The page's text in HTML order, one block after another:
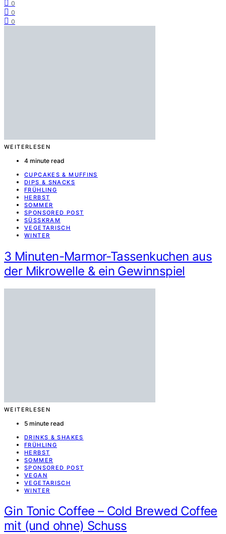
0
0
0
WEITERLESEN
4 minute read
CUPCAKES & MUFFINS
DIPS & SNACKS
FRÜHLING
HERBST
SOMMER
SPONSORED POST
SÜSSKRAM
VEGETARISCH
WINTER
3 Minuten-Marmor-Tassenkuchen aus
der Mikrowelle & ein Gewinnspiel
WEITERLESEN
5 minute read
DRINKS & SHAKES
FRÜHLING
HERBST
SOMMER
SPONSORED POST
VEGAN
VEGETARISCH
WINTER
Gin Tonic Coffee – Cold Brewed Coffee
mit (und ohne) Schuss